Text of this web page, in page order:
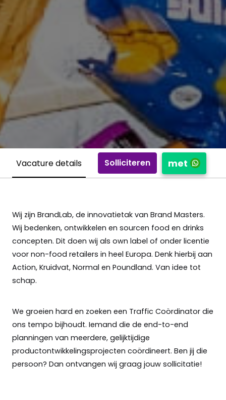
Vacature details Solliciteren met
Wij zijn BrandLab, de innovatietak van Brand Masters.
Wij bedenken, ontwikkelen en sourcen food en drinks
concepten. Dit doen wij als own label of onder licentie
voor non-food retailers in heel Europa. Denk hierbij aan
Action, Kruidvat, Normal en Poundland. Van idee tot
schap.
We groeien hard en zoeken een Traffic Coördinator die
ons tempo bijhoudt. Iemand die de end-to-end
planningen van meerdere, gelijktijdige
productontwikkelingsprojecten coördineert. Ben jij die
persoon? Dan ontvangen wij graag jouw sollicitatie!